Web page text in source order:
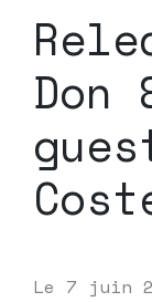
Don
Le 7 juin